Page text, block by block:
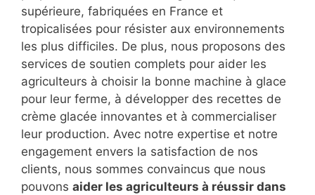
supérieure, fabriquées en France et
tropicalisées pour résister aux environnements
les plus difficiles. De plus, nous proposons des
services de soutien complets pour aider les
agriculteurs à choisir la bonne machine à glace
pour leur ferme, à développer des recettes de
crème glacée innovantes et à commercialiser
leur production. Avec notre expertise et notre
engagement envers la satisfaction de nos
clients, nous sommes convaincus que nous
pouvons aider les agriculteurs à réussir dans